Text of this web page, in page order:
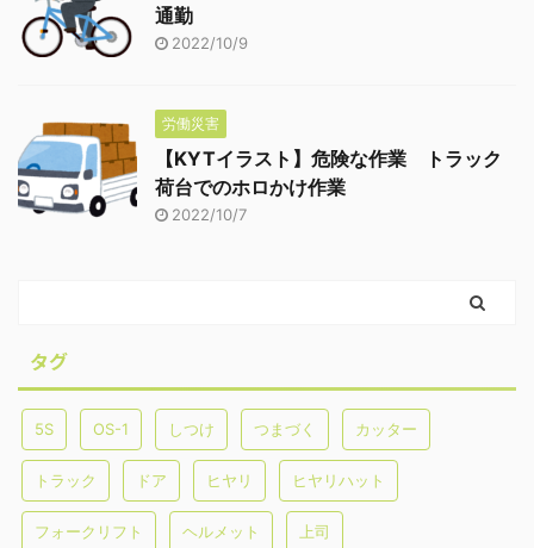
通勤
2022/10/9
労働災害
【KYTイラスト】危険な作業 トラック
荷台でのホロかけ作業
2022/10/7
タグ
5S OS-1 しつけ つまづく カッター
トラック ドア ヒヤリ ヒヤリハット
フォークリフト ヘルメット 上司